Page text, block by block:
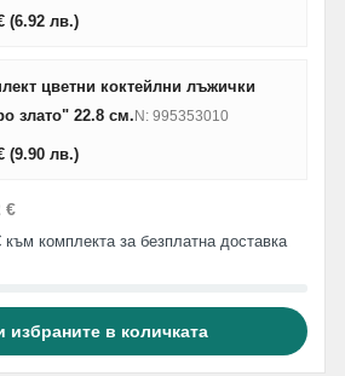
(6.92 лв.)
цветни коктейлни лъжички
злато" 22.8 см.N: 995353010
(9.90 лв.)
€
комплекта за безплатна доставка
избраните в количката